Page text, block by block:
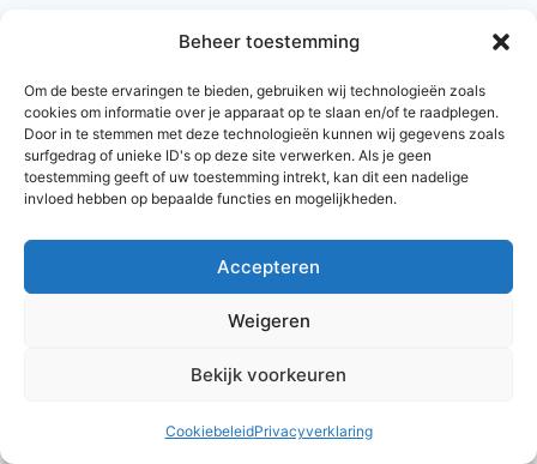
Beheer toestemming
Om de beste ervaringen te bieden, gebruiken wij technologieën zoals
cookies om informatie over je apparaat op te slaan en/of te raadplegen.
Door in te stemmen met deze technologieën kunnen wij gegevens zoals
surfgedrag of unieke ID's op deze site verwerken. Als je geen
toestemming geeft of uw toestemming intrekt, kan dit een nadelige
invloed hebben op bepaalde functies en mogelijkheden.
Accepteren
Weigeren
Bekijk voorkeuren
CookiebeleidPrivacyverklaring
© 2026 AlleNamen.nl